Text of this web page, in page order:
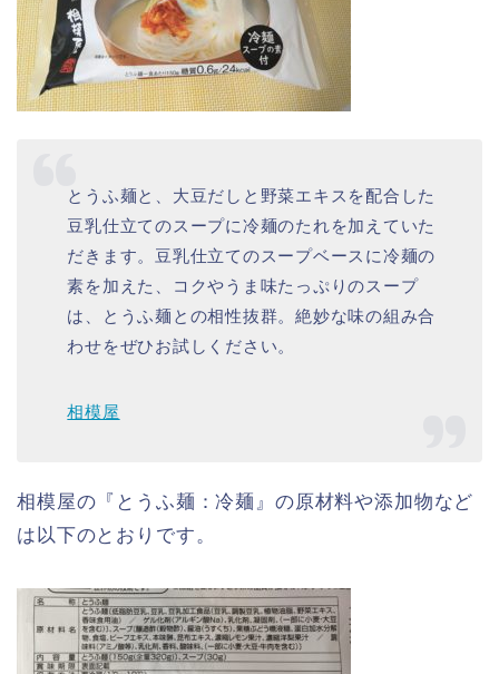
とうふ麺と、大豆だしと野菜エキスを配合した
豆乳仕立てのスープに冷麺のたれを加えていた
だきます。豆乳仕立てのスープベースに冷麺の
素を加えた、コクやうま味たっぷりのスープ
は、とうふ麺との相性抜群。絶妙な味の組み合
わせをぜひお試しください。
相模屋
相模屋の『とうふ麺：冷麺』の原材料や添加物など
は以下のとおりです。